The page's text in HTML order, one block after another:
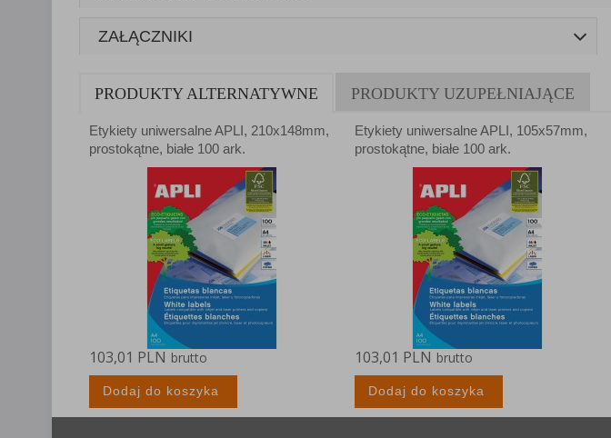
ZAŁĄCZNIKI
PRODUKTY ALTERNATYWNE PRODUKTY UZUPEŁNIAJĄCE
Etykiety uniwersalne APLI, 210x148mm,
prostokątne, białe 100 ark.
103,01 PLN brutto
Dodaj do koszyka
Etykiety uniwersalne APLI, 105x57mm,
prostokątne, białe 100 ark.
103,01 PLN brutto
Dodaj do koszyka